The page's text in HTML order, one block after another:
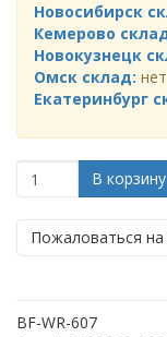
Новосибирск
Кемерово
Новокузнецк
Омск склад: нет
Екатеринбург
В корзину
Пожаловаться на
BF-WR-607